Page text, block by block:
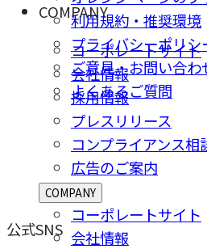
利用規約・推奨環境
プライバシーポリシ
ご意⾒・お問い合わ
よくあるご質問
COMPANY
コーポレートサイト
会社情報
採⽤情報
プレスリリース
コンプライアンス相
広告のご案内
COMPANY
コーポレートサイト
会社情報
公式SNS